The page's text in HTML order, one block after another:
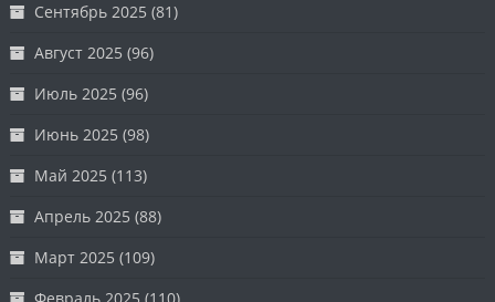
Сентябрь 2025 (81)
Август 2025 (96)
Июль 2025 (96)
Июнь 2025 (98)
Май 2025 (113)
Апрель 2025 (88)
Март 2025 (109)